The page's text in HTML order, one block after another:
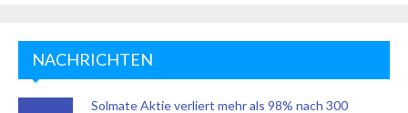
NACHRICHTEN
Solmate Aktie verliert mehr als 98% nach 300